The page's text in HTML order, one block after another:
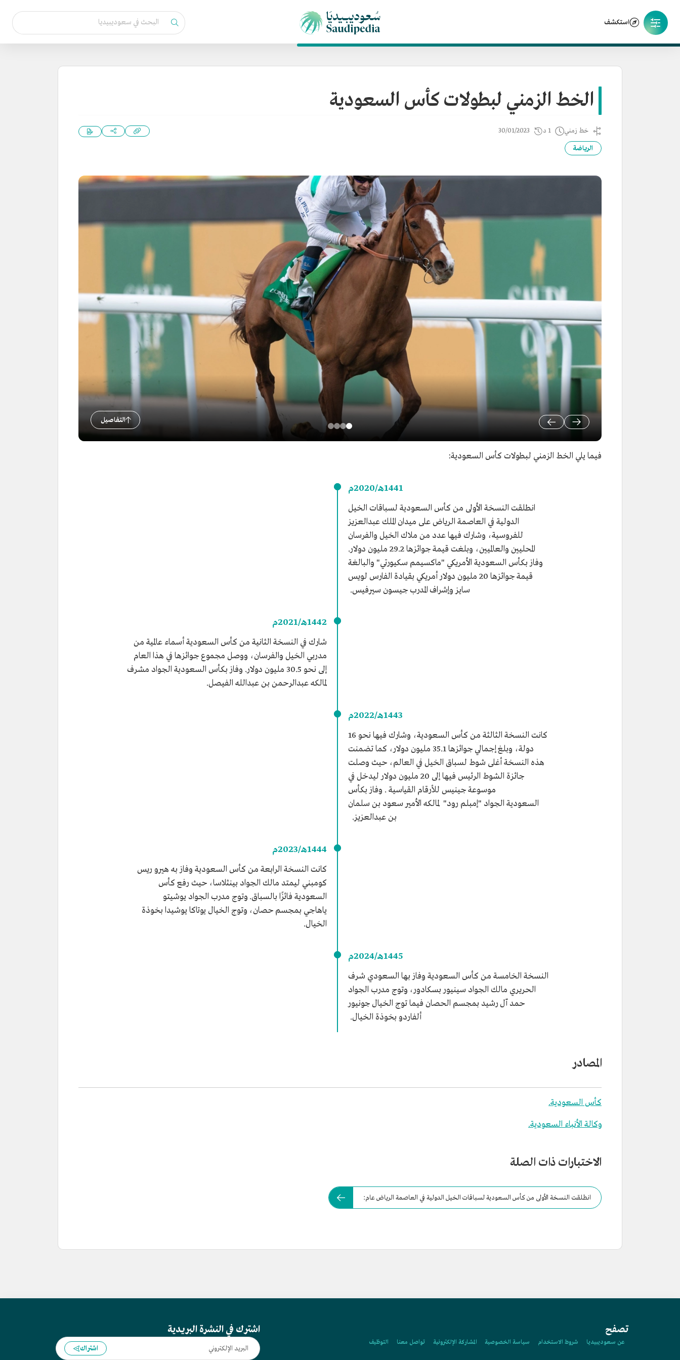
استكشف
الخط الزمني لبطولات كأس السعودية
خط زمني 1 د 30/01/2023
الرياضة
التفاصيل
فيما يلي الخط الزمني لبطولات كأس السعودية:
1441هـ/2020م
انطلقت النسخة الأولى من كأس السعودية لسباقات الخيل
الدولية في العاصمة الرياض على ميدان الملك عبدالعزيز
للفروسية، وشارك فيها عدد من ملاك الخيل والفرسان
المحليين والعالميين، وبلغت قيمة جوائزها 29.2 مليون دولار.
وفاز بكأس السعودية الأمريكي "ماكسيمم سكيورتي" والبالغة
قيمة جوائزها 20 مليون دولار أمريكي بقيادة الفارس لويس
سايز وإشراف المدرب جيسون سيرفيس.
1442هـ/2021م
شارك في النسخة الثانية من كأس السعودية أسماء عالمية من
مدربي الخيل والفرسان، ووصل مجموع جوائزها في هذا العام
إلى نحو 30.5 مليون دولار. وفاز بكأس السعودية الجواد مشرف
لمالكه عبدالرحمن بن عبدالله الفيصل.
1443هـ/2022م
كانت النسخة الثالثة من كأس السعودية، وشارك فيها نحو 16
دولة، وبلغ إجمالي جوائزها 35.1 مليون دولار، كما تضمنت
هذه النسخة أغلى شوط لسباق الخيل في العالم، حيث وصلت
جائزة الشوط الرئيس فيها إلى 20 مليون دولار ليدخل في
موسوعة جينيس للأرقام القياسية . وفاز بكأس
السعودية الجواد "إمبلم رود" لمالكه الأمير سعود بن سلمان
بن عبدالعزيز.
1444هـ/2023م
كانت النسخة الرابعة من كأس السعودية وفاز به هيرو ريس
كومبني ليمتد مالك الجواد بينثلاسا، حيث رفع كأس
السعودية فائزًا بالسباق. وتوج مدرب الجواد يوشيتو
ياهاجي بمجسم حصان، وتوج الخيال يوتاكا يوشيدا بخوذة
الخيال.
1445هـ/2024م
النسخة الخامسة من كأس السعودية وفاز بها السعودي شرف
الحريري مالك الجواد سينيور بسكادور، وتوج مدرب الجواد
حمد آل رشيد بمجسم الحصان فيما توج الخيال جونيور
ألفاردو بخوذة الخيال.
المصادر
كأس السعودية.
وكالة الأنباء السعودية.
الاختبارات ذات الصلة
انطلقت النسخة الأولى من كأس السعودية لسباقات الخيل الدولية في العاصمة الرياض عام:
تصفح
عن سعوديبيديا شروط الاستخدام سياسة الخصوصية المشاركة الإلكترونية تواصل معنا التوظيف
اشترك في النشرة البريدية
اشتراك